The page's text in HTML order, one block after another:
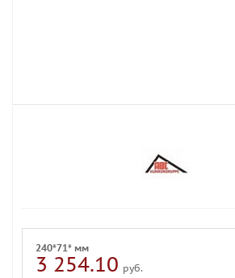
240*71* мм
3 254.10 руб.